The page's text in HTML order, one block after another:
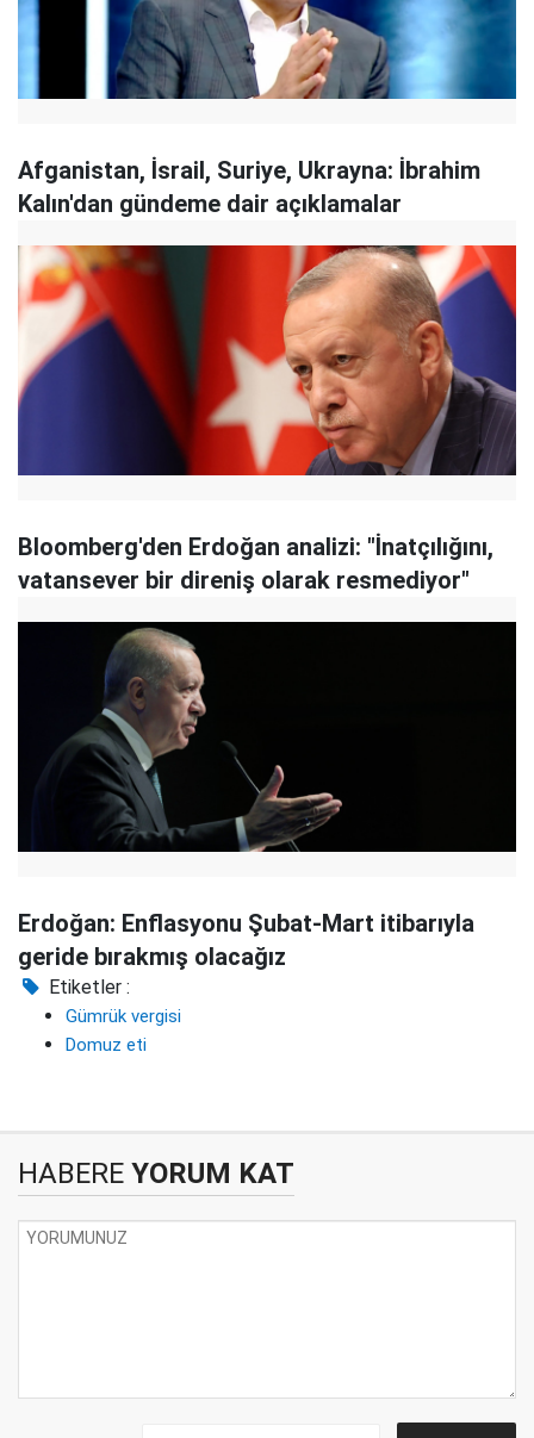
Afganistan, İsrail, Suriye, Ukrayna: İbrahim
Kalın'dan gündeme dair açıklamalar
Bloomberg'den Erdoğan analizi: "İnatçılığını,
vatansever bir direniş olarak resmediyor"
Erdoğan: Enflasyonu Şubat-Mart itibarıyla
geride bırakmış olacağız
Etiketler :
Gümrük vergisi
Domuz eti
HABERE YORUM KAT